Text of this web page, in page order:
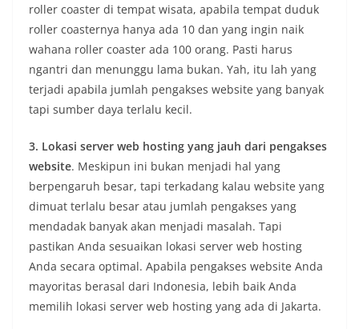
roller coaster di tempat wisata, apabila tempat duduk
roller coasternya hanya ada 10 dan yang ingin naik
wahana roller coaster ada 100 orang. Pasti harus
ngantri dan menunggu lama bukan. Yah, itu lah yang
terjadi apabila jumlah pengakses website yang banyak
tapi sumber daya terlalu kecil.
3. Lokasi server web hosting yang jauh dari pengakses
website. Meskipun ini bukan menjadi hal yang
berpengaruh besar, tapi terkadang kalau website yang
dimuat terlalu besar atau jumlah pengakses yang
mendadak banyak akan menjadi masalah. Tapi
pastikan Anda sesuaikan lokasi server web hosting
Anda secara optimal. Apabila pengakses website Anda
mayoritas berasal dari Indonesia, lebih baik Anda
memilih lokasi server web hosting yang ada di Jakarta.